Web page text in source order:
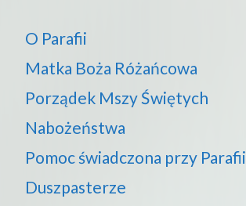
O Parafii
Matka Boża Różańcowa
Porządek Mszy Świętych
Nabożeństwa
Pomoc świadczona przy Parafii
Duszpasterze